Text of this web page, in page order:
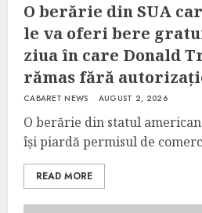
O berărie din SUA
le va oferi bere
ziua în care Donald
rămas fără
CABARET NEWS AUGUST 2, 2026
O berărie din statul
își piardă permisul de
READ MORE